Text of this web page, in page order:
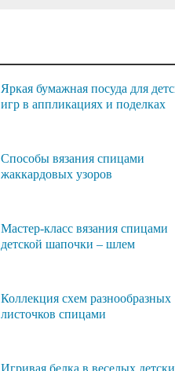
Яркая бумажная посуда для
игр в аппликациях и поделках
Способы вязания спицами
жаккардовых узоров
Мастер-класс вязания спицами
детской шапочки – шлем
Коллекция схем разнообразных
листочков спицами
Игривая белка в веселых